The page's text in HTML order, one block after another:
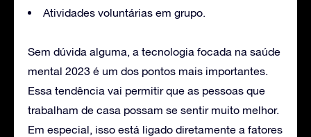
Atividades voluntárias em grupo.
Sem dúvida alguma, a tecnologia focada na saúde
mental 2023 é um dos pontos mais importantes.
Essa tendência vai permitir que as pessoas que
trabalham de casa possam se sentir muito melhor.
Em especial, isso está ligado diretamente a fatores